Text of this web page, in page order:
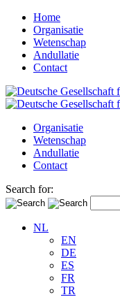
Home
Organisatie
Wetenschap
Andullatie
Contact
Organisatie
Wetenschap
Andullatie
Contact
Search for:
NL
EN
DE
ES
FR
TR